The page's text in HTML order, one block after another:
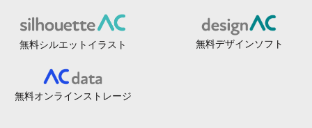
無料シルエットイラスト 無料デザインソフト
無料オンラインストレージ